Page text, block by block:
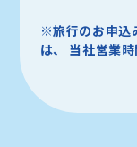
※旅行のお申込
は、
当社営業時